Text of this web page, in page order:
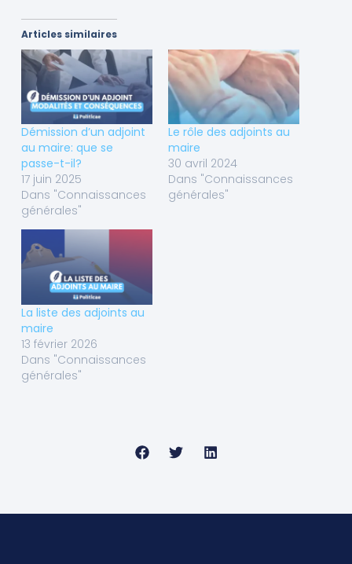
Articles similaires
Démission d’un adjoint
au maire: que se
passe-t-il?
17 juin 2025
Dans "Connaissances
générales"
Le rôle des adjoints au
maire
30 avril 2024
Dans "Connaissances
générales"
La liste des adjoints au
maire
13 février 2026
Dans "Connaissances
générales"